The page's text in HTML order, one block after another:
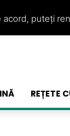
REȚETE
puteți